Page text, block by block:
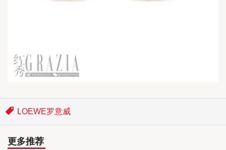
LOEWE罗意威
更多推荐